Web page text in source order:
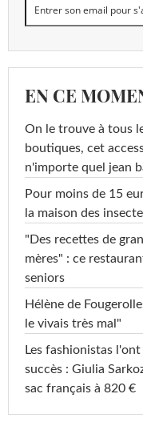
EN CE
On le trouve à tous
boutiques, cet
n'importe quel jean
Pour moins de 15
la maison des
"Des recettes de
mères" : ce
seniors
Hélène de
le vivais très mal"
Les fashionistas
succès : Giulia
sac français à 820 €